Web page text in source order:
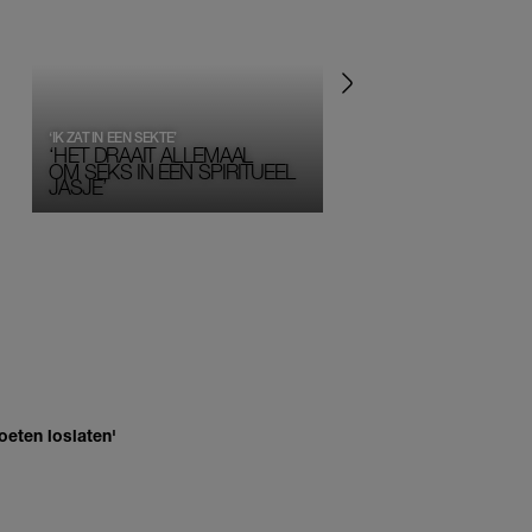
‘HET DRAAIT ALLEMAAL
OM SEKS IN EEN SPIRITUEEL
JASJE’
‘IK ZAT IN EEN SEKTE’
loslaten'